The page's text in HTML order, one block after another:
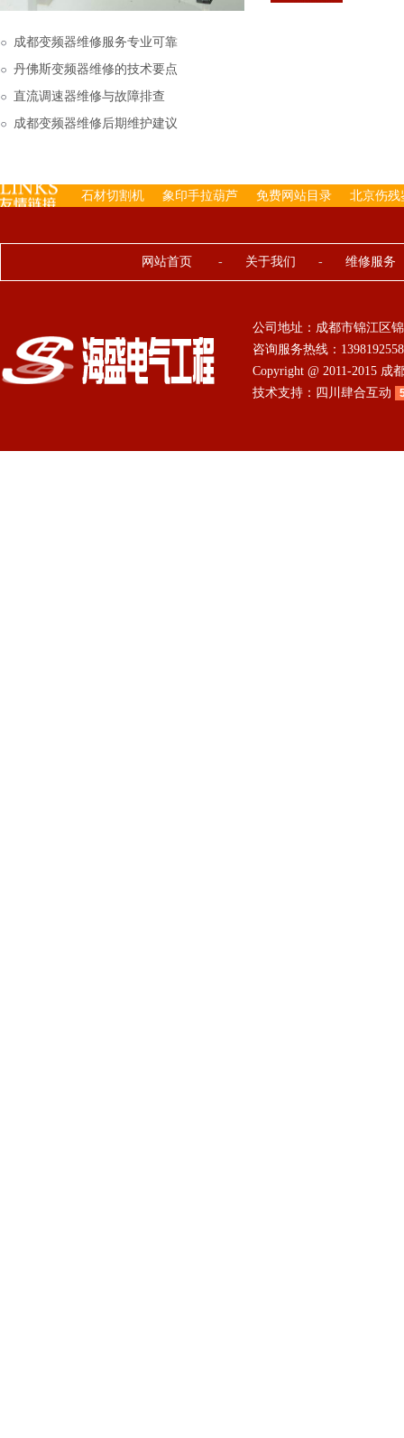
下来的，机内已经存有
成都变频器维修服务专业可靠
丹佛斯变频器维修的技术要点
直流调速器维修与故障排查
成都变频器维修后期维护建议
石材切割机 象印手拉葫芦 免费网站目录 北京伤残
网站首页 - 关于我们 - 维修服务
公司地址：成都市锦江区
咨询服务热线：
Copyright @ 2011-2015
技术支持： 四川肆合互动